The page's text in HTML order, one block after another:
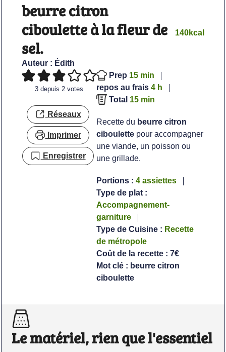
beurre citron
ciboulette à la fleur de
sel.
Auteur : Édith
140kcal
3 depuis2 votes
Réseaux
Imprimer
Enregistrer
Prep 15minutes
min
repos au frais4heures
h
Total 15minutes
min
Recette du beurre citron
ciboulette pour accompagner
une viande, un poisson ou
une grillade.
Portions :4 assiettes
Type de plat :
Accompagnement-
garniture
Type de Cuisine : Recette
de métropole
Coût de la recette :7€
Mot clé : beurre citron
ciboulette
Le matériel, rien que l'essentiel